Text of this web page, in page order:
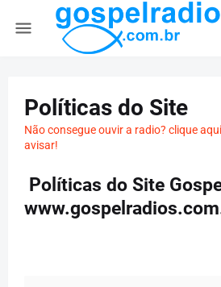
Políticas do Site
Não consegue ouvir a radio? clique
avisar!
Políticas do Site